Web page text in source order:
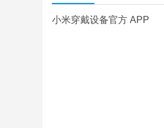
小米穿戴设备官方 APP